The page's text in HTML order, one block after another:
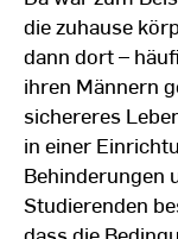
die zuhause
dann dort –
ihren Männern
sichereres
in einer
Behinderungen
Studierenden